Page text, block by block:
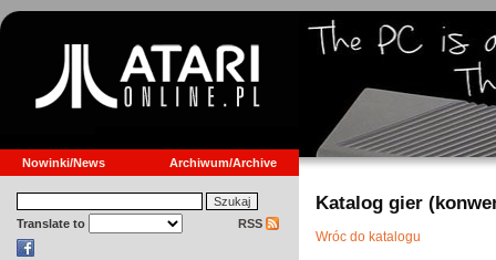
Nowinki/News Archiwum/Archive
Translate to RSS
Katalog gier
Wróc do katalogu